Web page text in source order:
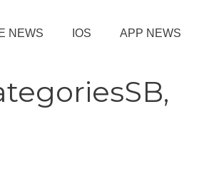
NEWS IOS APP NEWS